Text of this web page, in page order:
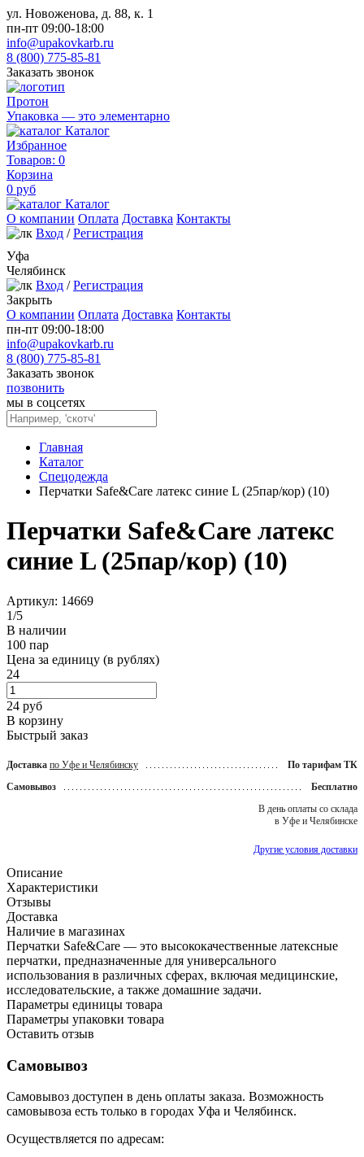
ул. Новоженова, д. 88, к. 1
пн-пт 09:00-18:00
info@upakovkarb.ru
8 (800) 775-85-81
Заказать звонок
Протон
Упаковка — это элементарно
Каталог
Избранное
Товаров: 0
Корзина
0 руб
Каталог
О компании Оплата Доставка Контакты
Вход / Регистрация
Уфа
Челябинск
Вход / Регистрация
Закрыть
О компании Оплата Доставка Контакты
пн-пт 09:00-18:00
info@upakovkarb.ru
8 (800) 775-85-81
Заказать звонок
позвонить
мы в соцсетях
Главная
Каталог
Спецодежда
Перчатки Safe&Care латекс синие L (25пар/кор) (10)
Перчатки Safe&Care латекс
синие L (25пар/кор) (10)
Артикул: 14669
1/5
В наличии
100 пар
Цена за единицу (в рублях)
24
24 руб
В корзину
Быстрый заказ
Доставка по Уфе и Челябинску
По тарифам ТК
Самовывоз
Бесплатно
В день оплаты со склада
в Уфе и Челябинске
Другие условия доставки
Описание
Характеристики
Отзывы
Доставка
Наличие в магазинах
Перчатки Safe&Care — это высококачественные латексные
перчатки, предназначенные для универсального
использования в различных сферах, включая медицинские,
исследовательские, а также домашние задачи.
Параметры единицы товара
Параметры упаковки товара
Оставить отзыв
Самовывоз
Самовывоз доступен в день оплаты заказа. Возможность
самовывоза есть только в городах Уфа и Челябинск.
Осуществляется по адресам: